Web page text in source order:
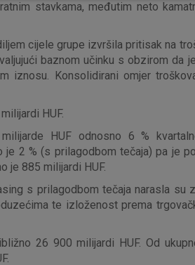
stavkama, međutim neto
cijele grupe izvršila pritisak na
baznom učinku s obzirom da
iznosu. Konsolidirani omjer
HUF.
HUF odnosno 6 %
2 % (s prilagodbom tečaja) pa je
je 885 milijardi HUF.
s prilagodbom tečaja narasla su
te izloženost prema
26 900 milijardi HUF. Od
- uvijek aktivni
internetske stranice i ne mogu se
se postavljaju kao odgovor na vaše
kao što su postavke kolačića. Svoj
blokira te kolačiće ili pošalje upozorenje o
stranice neće raditi. Ti kolačići ne
koje bi vas mogle identificirati.